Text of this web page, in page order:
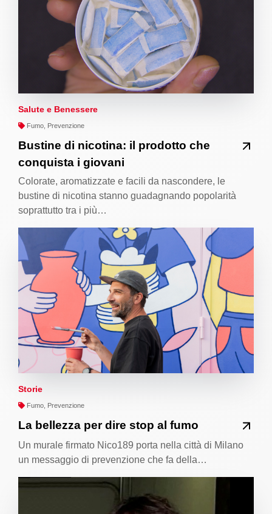
Salute e Benessere
Fumo, Prevenzione
Bustine di nicotina: il prodotto che
conquista i giovani
Colorate, aromatizzate e facili da nascondere, le
bustine di nicotina stanno guadagnando popolarità
soprattutto tra i più…
Storie
Fumo, Prevenzione
La bellezza per dire stop al fumo
Un murale firmato Nico189 porta nella città di Milano
un messaggio di prevenzione che fa della…